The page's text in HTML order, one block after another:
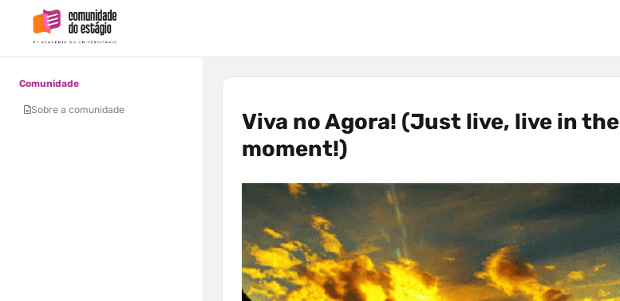
Comunidade
Sobre a comunidade
Viva no Agora! (Just live, live in the
moment!)